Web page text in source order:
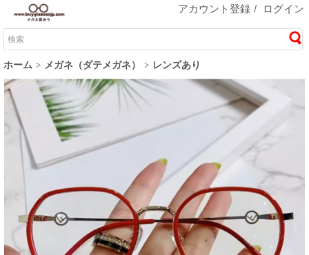
アカウント登録 / ログイン
ホーム メガネ（ダテメガネ） レンズあり